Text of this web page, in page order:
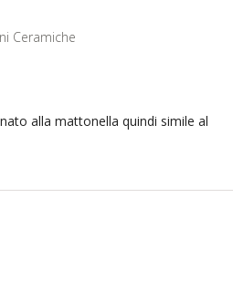
Ceramiche
alla mattonella quindi simile al